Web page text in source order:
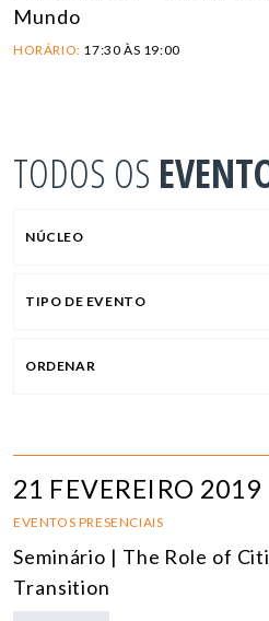
Mundo
HORÁRIO: 17:30 ÀS 19:00
TODOS OS
NÚCLEO
TIPO DE EVENTO
ORDENAR
21 FEVEREIRO 2019
EVENTOS PRESENCIAIS
Seminário | The Role of
Transition